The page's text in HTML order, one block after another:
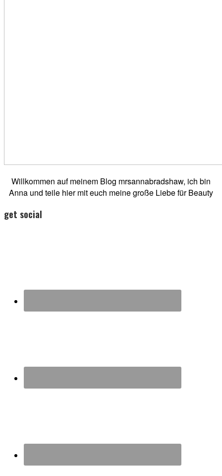
Willkommen auf meinem Blog mrsannabradshaw, ich bin
Anna und teile hier mit euch meine große Liebe für Beauty
get social